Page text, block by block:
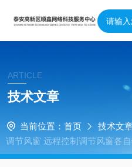
ARTICLE
技术文章
当前位置： 首页 技术文
调节风窗 远程控制调节风窗各